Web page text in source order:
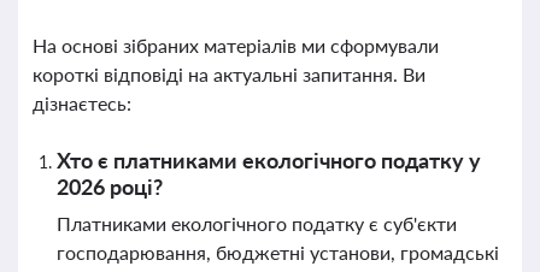
На основі зібраних матеріалів ми сформували
короткі відповіді на актуальні запитання. Ви
дізнаєтесь:
Хто є платниками екологічного податку у
2026 році?
Платниками екологічного податку є суб'єкти
господарювання, бюджетні установи, громадські